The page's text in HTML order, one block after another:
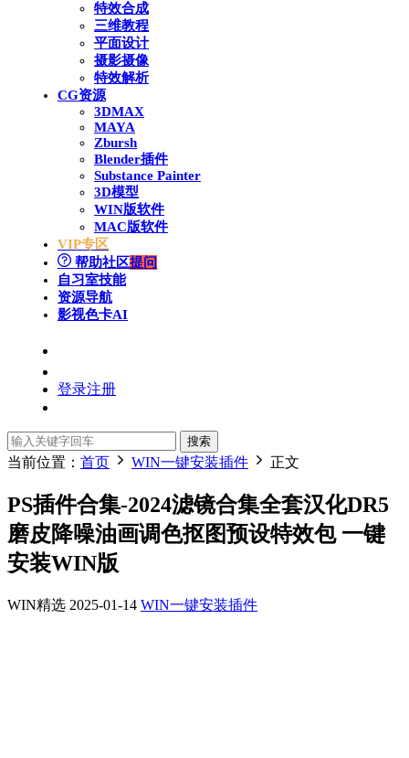
特效合成
三维教程
平面设计
摄影摄像
特效解析
CG资源
3DMAX
MAYA
Zbursh
Blender插件
Substance Painter
3D模型
WIN版软件
MAC版软件
VIP专区
帮助社区提问
自习室技能
资源导航
影视色卡AI
登录注册
搜索
当前位置： 首页 WIN一键安装插件 正文
PS插件合集-2024滤镜合集全套汉化DR5
磨皮降噪油画调色抠图预设特效包 一键
安装WIN版
WIN精选 2025-01-14 WIN一键安装插件